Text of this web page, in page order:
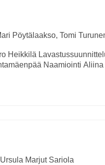
Pöytälaakso, Tomi
Heikkilä
Naamiointi Aliina
Ursula Marjut Sariola